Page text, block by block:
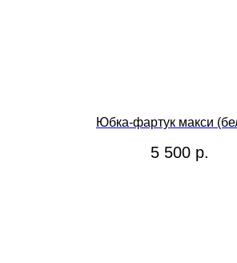
Юбка-фартук макси
5 500 р.